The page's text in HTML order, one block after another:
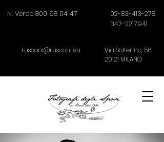
N. Verde 800 98 04 47
02-83-413-278
347-2217941
rusconi@rusconi.eu Via Solferino, 56
20121 MILANO